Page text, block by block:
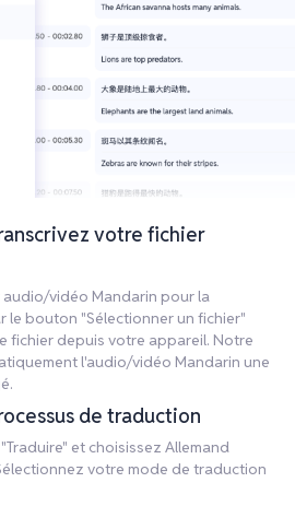
votre fichier
vidéo Mandarin pour la
le bouton "Sélectionner un fichier"
fichier depuis votre appareil. Notre
l'audio/vidéo Mandarin une
de traduction
et choisissez Allemand
votre mode de traduction